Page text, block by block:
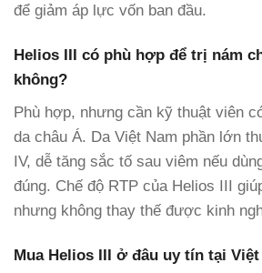
để giảm áp lực vốn ban đầu.
Helios III có phù hợp để trị nám
không?
Phù hợp, nhưng cần kỹ thuật viên
da châu Á. Da Việt Nam phần lớn
IV, dễ tăng sắc tố sau viêm nếu
đúng. Chế độ RTP của Helios III
nhưng không thay thế được kinh
Mua Helios III ở đâu uy tín tại Việt